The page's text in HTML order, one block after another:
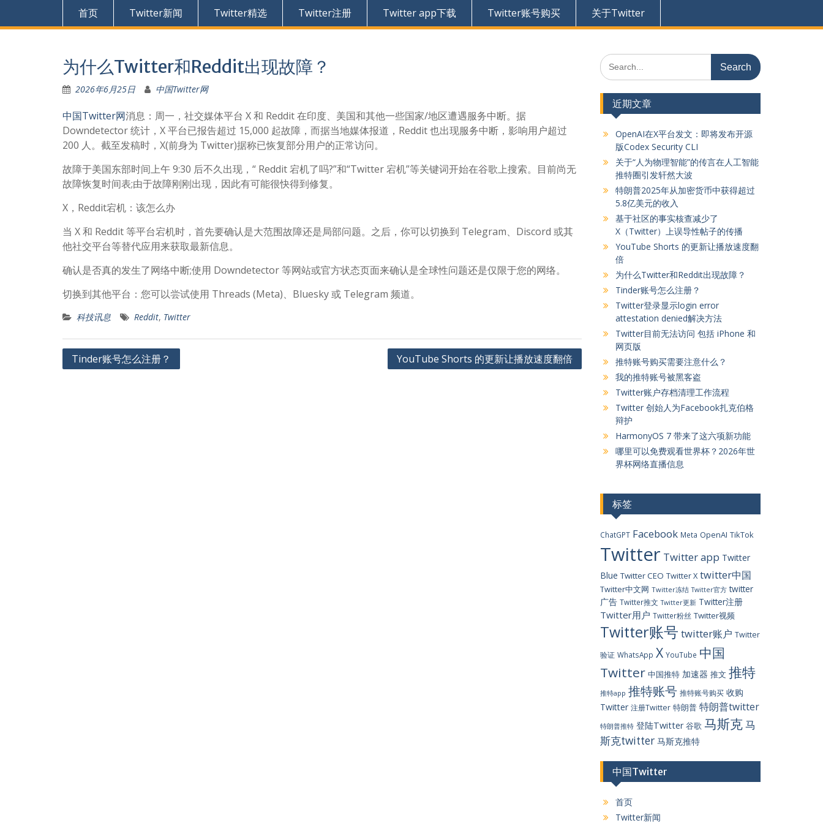
首页 Twitter新闻 Twitter精选 Twitter注册 Twitter app下载 Twitter账号购买 关于Twitter
为什么Twitter和Reddit出现故障？
2026年6月25日 中国Twitter网
中国Twitter网消息：周一，社交媒体平台 X 和 Reddit 在印度、美国和其他一些国家/地区遭遇服务中断。据
Downdetector 统计，X 平台已报告超过 15,000 起故障，而据当地媒体报道，Reddit 也出现服务中断，影响用户超过
200 人。截至发稿时，X(前身为 Twitter)据称已恢复部分用户的正常访问。
故障于美国东部时间上午 9:30 后不久出现，“ Reddit 宕机了吗?”和“Twitter 宕机”等关键词开始在谷歌上搜索。目前尚无
故障恢复时间表;由于故障刚刚出现，因此有可能很快得到修复。
X，Reddit宕机：该怎么办
当 X 和 Reddit 等平台宕机时，首先要确认是大范围故障还是局部问题。之后，你可以切换到 Telegram、Discord 或其
他社交平台等替代应用来获取最新信息。
确认是否真的发生了网络中断;使用 Downdetector 等网站或官方状态页面来确认是全球性问题还是仅限于您的网络。
切换到其他平台：您可以尝试使用 Threads (Meta)、Bluesky 或 Telegram 频道。
科技讯息 Reddit, Twitter
文Tinder账号怎么注册？ YouTube Shorts 的更新让播放速度翻倍
Search
for:
近期文章
OpenAI在X平台发文：即将发布开源
版Codex Security CLI
关于“人为物理智能”的传言在人工智能
推特圈引发轩然大波
特朗普2025年从加密货币中获得超过
5.8亿美元的收入
基于社区的事实核查减少了
X（Twitter）上误导性帖子的传播
YouTube Shorts 的更新让播放速度翻
倍
为什么Twitter和Reddit出现故障？
Tinder账号怎么注册？
Twitter登录显示login error
attestation denied解决方法
Twitter目前无法访问 包括 iPhone 和
网页版
推特账号购买需要注意什么？
我的推特账号被黑客盗
Twitter账户存档清理工作流程
Twitter 创始人为Facebook扎克伯格
辩护
HarmonyOS 7 带来了这六项新功能
哪里可以免费观看世界杯？2026年世
界杯网络直播信息
标签
ChatGPT Facebook Meta OpenAI TikTok
Twitter Twitter app Twitter
Blue Twitter CEO Twitter X twitter中国
Twitter中文网 Twitter冻结 Twitter官方 twitter
广告 Twitter推文 Twitter更新 Twitter注册
Twitter用户 Twitter粉丝 Twitter视频
Twitter账号 twitter账户 Twitter
验证 WhatsApp X YouTube 中国
Twitter 中国推特 加速器 推文 推特
推特app 推特账号 推特账号购买 收购
Twitter 注册Twitter 特朗普 特朗普twitter
特朗普推特 登陆Twitter 谷歌 马斯克马
斯克twitter 马斯克推特
中国Twitter
首页
Twitter新闻